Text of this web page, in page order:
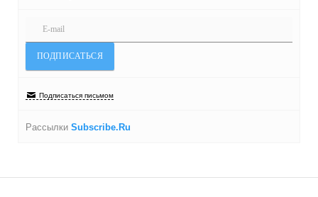
Подписаться письмом
Рассылки Subscribe.Ru